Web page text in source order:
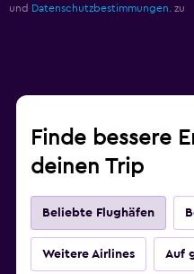
und Datenschutzbestimmungen. zu
Finde bessere
deinen Trip
Beliebte Flughäfen
Weitere Airlines Auf